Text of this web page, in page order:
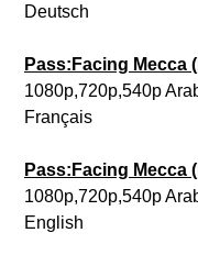
Deutsch
Pass:Facing Mecca
1080p,720p,540p
Français
Pass:Facing Mecca
1080p,720p,540p
English